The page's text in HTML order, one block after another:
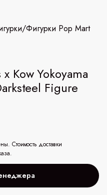
/Фигурки Pop Mart
Kow Yokoyama
Figure
Стоимость доставки